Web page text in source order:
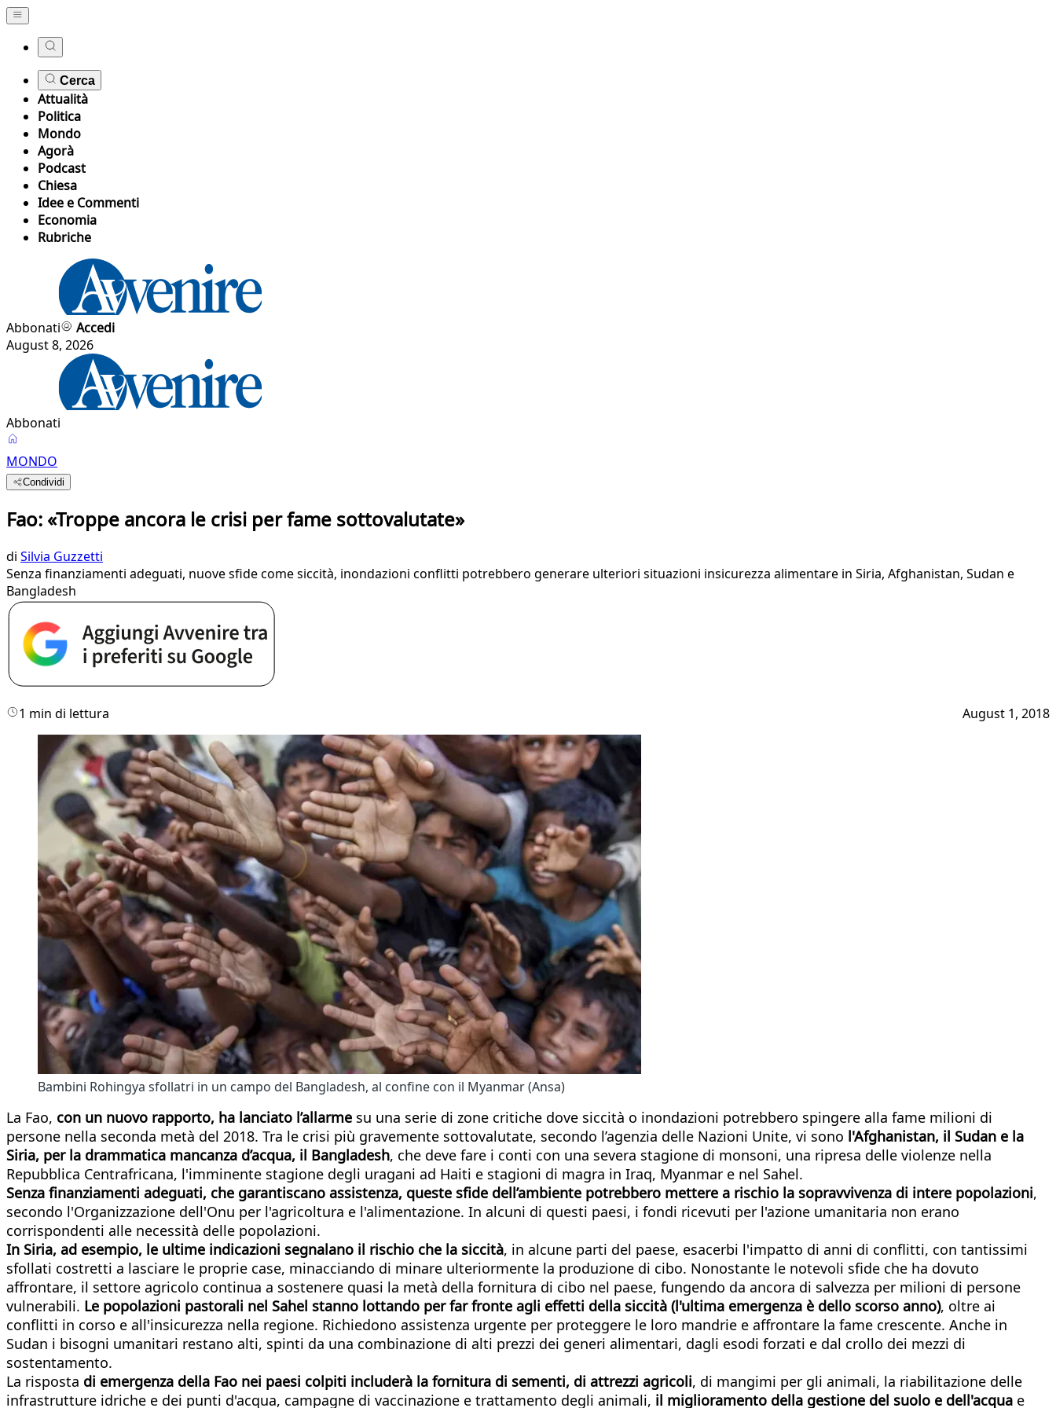
Cerca
Attualità
Politica
Mondo
Agorà
Podcast
Chiesa
Idee e Commenti
Economia
Rubriche
Abbonati
Accedi
August 8, 2026
Abbonati
MONDO
Condividi
Fao: «Troppe ancora le crisi per fame sottovalutate»
di Silvia Guzzetti
Senza finanziamenti adeguati, nuove sfide come siccità, inondazioni conflitti potrebbero generare ulteriori situazioni insicurezza alimentare in Siria, Afghanistan, Sudan e
Bangladesh
1 min di lettura August 1, 2018
Bambini Rohingya sfollatri in un campo del Bangladesh, al confine con il Myanmar (Ansa)
La Fao, con un nuovo rapporto, ha lanciato l’allarme su una serie di zone critiche dove siccità o inondazioni potrebbero spingere alla fame milioni di
persone nella seconda metà del 2018. Tra le crisi più gravemente sottovalutate, secondo l’agenzia delle Nazioni Unite, vi sono l'Afghanistan, il Sudan e la
Siria, per la drammatica mancanza d’acqua, il Bangladesh, che deve fare i conti con una severa stagione di monsoni, una ripresa delle violenze nella
Repubblica Centrafricana, l'imminente stagione degli uragani ad Haiti e stagioni di magra in Iraq, Myanmar e nel Sahel.
Senza finanziamenti adeguati, che garantiscano assistenza, queste sfide dell’ambiente potrebbero mettere a rischio la sopravvivenza di intere popolazioni,
secondo l'Organizzazione dell'Onu per l'agricoltura e l'alimentazione. In alcuni di questi paesi, i fondi ricevuti per l'azione umanitaria non erano
corrispondenti alle necessità delle popolazioni.
In Siria, ad esempio, le ultime indicazioni segnalano il rischio che la siccità, in alcune parti del paese, esacerbi l'impatto di anni di conflitti, con tantissimi
sfollati costretti a lasciare le proprie case, minacciando di minare ulteriormente la produzione di cibo. Nonostante le notevoli sfide che ha dovuto
affrontare, il settore agricolo continua a sostenere quasi la metà della fornitura di cibo nel paese, fungendo da ancora di salvezza per milioni di persone
vulnerabili. Le popolazioni pastorali nel Sahel stanno lottando per far fronte agli effetti della siccità (l'ultima emergenza è dello scorso anno), oltre ai
conflitti in corso e all'insicurezza nella regione. Richiedono assistenza urgente per proteggere le loro mandrie e affrontare la fame crescente. Anche in
Sudan i bisogni umanitari restano alti, spinti da una combinazione di alti prezzi dei generi alimentari, dagli esodi forzati e dal crollo dei mezzi di
sostentamento.
La risposta di emergenza della Fao nei paesi colpiti includerà la fornitura di sementi, di attrezzi agricoli, di mangimi per gli animali, la riabilitazione delle
infrastrutture idriche e dei punti d'acqua, campagne di vaccinazione e trattamento degli animali, il miglioramento della gestione del suolo e dell'acqua e